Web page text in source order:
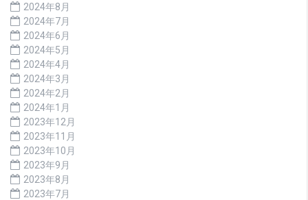
2024年8月
2024年7月
2024年6月
2024年5月
2024年4月
2024年3月
2024年2月
2024年1月
2023年12月
2023年11月
2023年10月
2023年9月
2023年8月
2023年7月